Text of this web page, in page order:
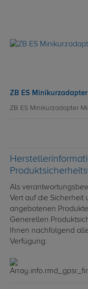
ZB ES
ZB ES Minikurzadapter
Als
Vert auf die Sicherheit
angebotenen
Generellen
Ihnen nachfolgend
Verfügung: